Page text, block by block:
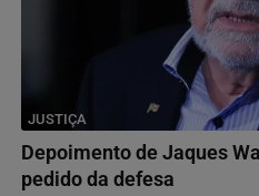
JUSTIÇA
Depoimento de Jaques
pedido da defesa